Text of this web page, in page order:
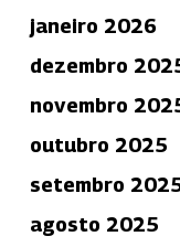
janeiro 2026
dezembro
novembro
outubro 2025
setembro
agosto 2025